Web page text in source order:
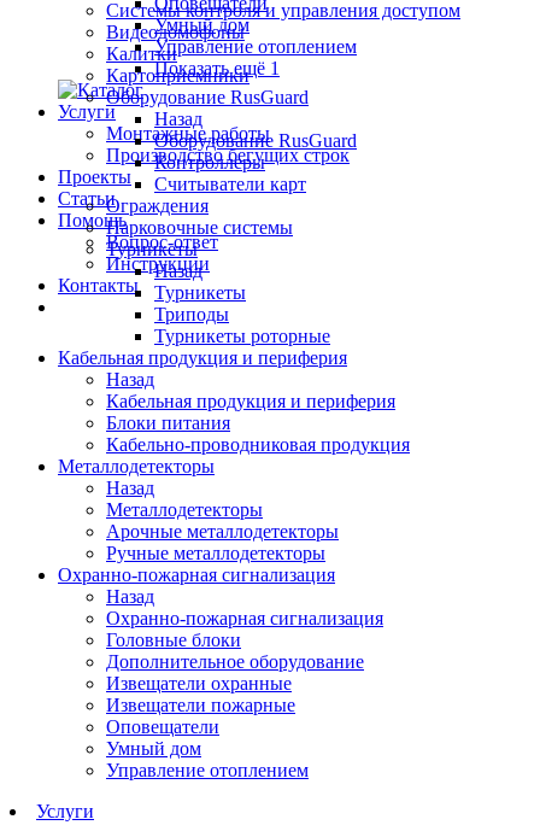
Умный дом
Управление отоплением
Показать ещё 1
Услуги
Монтажные работы
Производство бегущих строк
Проекты
Статьи
Помощь
Вопрос-ответ
Инструкции
Контакты
Системы контроля и управления доступом
Видеодомофоны
Калитки
Картоприемники
Оборудование RusGuard
Назад
Оборудование RusGuard
Контроллеры
Считыватели карт
Ограждения
Парковочные системы
Турникеты
Назад
Турникеты
Триподы
Турникеты роторные
Кабельная продукция и периферия
Назад
Кабельная продукция и периферия
Блоки питания
Кабельно-проводниковая продукция
Металлодетекторы
Назад
Металлодетекторы
Арочные металлодетекторы
Ручные металлодетекторы
Охранно-пожарная сигнализация
Назад
Охранно-пожарная сигнализация
Головные блоки
Дополнительное оборудование
Извещатели охранные
Извещатели пожарные
Оповещатели
Умный дом
Управление отоплением
Услуги